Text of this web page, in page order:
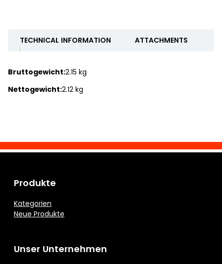
TECHNICAL INFORMATION ATTACHMENTS
Bruttogewicht:2.15 kg
Nettogewicht:2.12 kg
Produkte
Kategorien
Neue Produkte
Unser Unternehmen